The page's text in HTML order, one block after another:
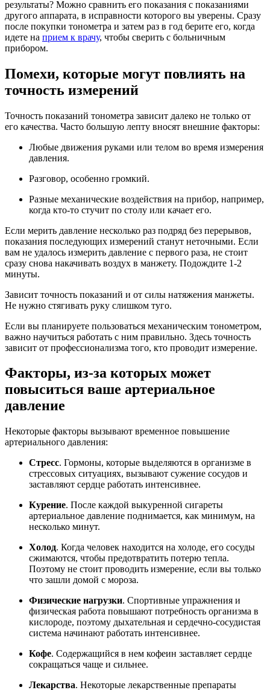
результаты? Можно сравнить его показания с показаниями
другого аппарата, в исправности которого вы уверены. Сразу
после покупки тонометра и затем раз в год берите его, когда
идете на прием к врачу, чтобы сверить с больничным
прибором.
Помехи, которые могут повлиять на
точность измерений
Точность показаний тонометра зависит далеко не только от
его качества. Часто большую лепту вносят внешние факторы:
Любые движения руками или телом во время измерения
давления.
Разговор, особенно громкий.
Разные механические воздействия на прибор, например,
когда кто-то стучит по столу или качает его.
Если мерить давление несколько раз подряд без перерывов,
показания последующих измерений станут неточными. Если
вам не удалось измерить давление с первого раза, не стоит
сразу снова накачивать воздух в манжету. Подождите 1-2
минуты.
Зависит точность показаний и от силы натяжения манжеты.
Не нужно стягивать руку слишком туго.
Если вы планируете пользоваться механическим тонометром,
важно научиться работать с ним правильно. Здесь точность
зависит от профессионализма того, кто проводит измерение.
Факторы, из-за которых может
повыситься ваше артериальное
давление
Некоторые факторы вызывают временное повышение
артериального давления:
Стресс. Гормоны, которые выделяются в организме в
стрессовых ситуациях, вызывают сужение сосудов и
заставляют сердце работать интенсивнее.
Курение. После каждой выкуренной сигареты
артериальное давление поднимается, как минимум, на
несколько минут.
Холод. Когда человек находится на холоде, его сосуды
сжимаются, чтобы предотвратить потерю тепла.
Поэтому не стоит проводить измерение, если вы только
что зашли домой с мороза.
Физические нагрузки. Спортивные упражнения и
физическая работа повышают потребность организма в
кислороде, поэтому дыхательная и сердечно-сосудистая
система начинают работать интенсивнее.
Кофе. Содержащийся в нем кофеин заставляет сердце
сокращаться чаще и сильнее.
Лекарства. Некоторые лекарственные препараты